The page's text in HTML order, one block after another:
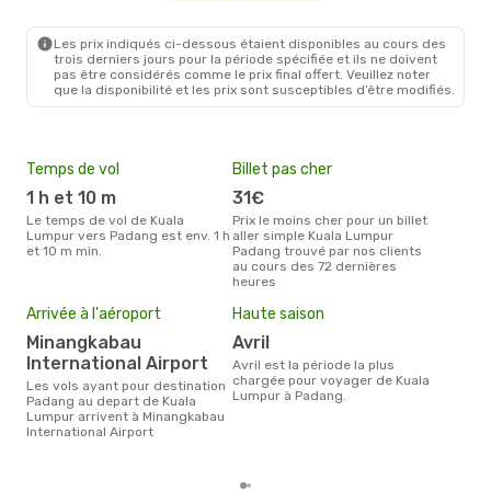
Les prix indiqués ci-dessous étaient disponibles au cours des
trois derniers jours pour la période spécifiée et ils ne doivent
pas être considérés comme le prix final offert. Veuillez noter
que la disponibilité et les prix sont susceptibles d’être modifiés.
Temps de vol
1 h et 10 m
Le temps de vol de Kuala
Lumpur vers Padang est env. 1 h
et 10 m min.
Billet pas cher
31€
Prix le moins cher pour un billet
aller simple Kuala Lumpur
Padang trouvé par nos clients
au cours des 72 dernières
heures
Arrivée à l'aéroport
Minangkabau
International Airport
Les vols ayant pour destination
Padang au depart de Kuala
Lumpur arrivent à Minangkabau
International Airport
Haute saison
avril
avril est la période la plus
chargée pour voyager de Kuala
Lumpur à Padang.